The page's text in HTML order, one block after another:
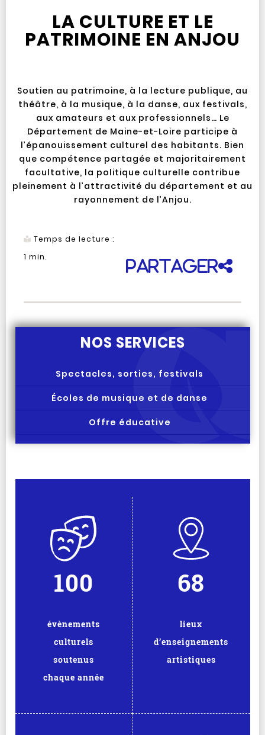
LA CULTURE ET LE
PATRIMOINE EN ANJOU
Soutien au patrimoine, à la lecture publique, au
théâtre, à la musique, à la danse, aux festivals,
aux amateurs et aux professionnels… Le
Département de Maine-et-Loire participe à
l’épanouissement culturel des habitants. Bien
que compétence partagée et majoritairement
facultative, la politique culturelle contribue
pleinement à l’attractivité du département et au
rayonnement de l’Anjou.
Temps de lecture :
1 min.
Partager
NOS SERVICES
Spectacles, sorties, festivals
Écoles de musique et de danse
Offre éducative
100
évènements
culturels
soutenus
chaque année
68
lieux
d’enseignements
artistiques